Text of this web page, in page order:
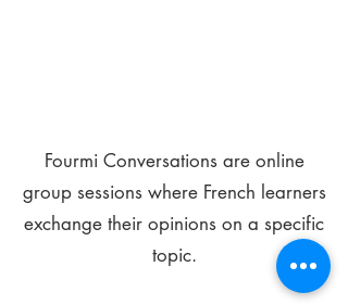
Fourmi Conversations are online
group sessions where French learners
exchange their opinions on a specific
topic.